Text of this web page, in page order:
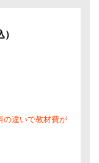
）
の違いで教材費が